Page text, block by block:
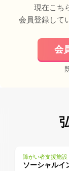
現在こち
会員登録して
会
障がい者支援施設
ソーシャルイ